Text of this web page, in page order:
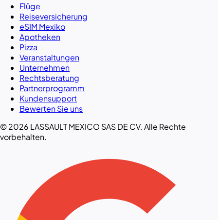
Flüge
Reiseversicherung
eSIM Mexiko
Apotheken
Pizza
Veranstaltungen
Unternehmen
Rechtsberatung
Partnerprogramm
Kundensupport
Bewerten Sie uns
© 2026 LASSAULT MEXICO SAS DE CV. Alle Rechte
vorbehalten.